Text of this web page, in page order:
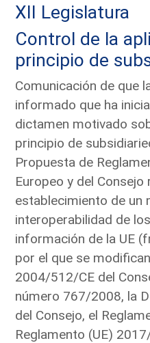
XII Legislatura
Control de la
principio de
Comunicación de que
informado que ha
dictamen motivado
principio de
Propuesta de
Europeo y del Consejo
establecimiento de un
interoperabilidad de
información de la UE
por el que se
2004/512/CE del
número 767/2008, la
del Consejo, el
Reglamento (UE)